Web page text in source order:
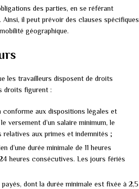
des parties, en se référant
il peut prévoir des clauses spécifiques
géographique.
les travailleurs disposent de droits
droits figurent :
aux dispositions légales et
versement d’un salaire minimum, le
aux primes et indemnités ;
d’une durée minimale de 11 heures
heures consécutives. Les jours fériés
dont la durée minimale est fixée à 2,5